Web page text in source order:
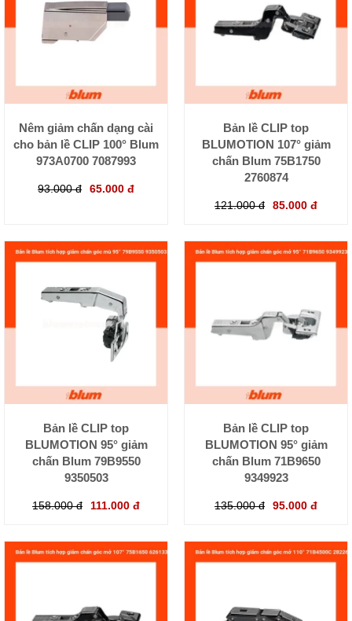
Nêm giảm chấn dạng cài
cho bản lề CLIP 100° Blum
973A0700 7087993
93.000 đ 65.000 đ
Bản lề CLIP top
BLUMOTION 107° giảm
chấn Blum 75B1750
2760874
121.000 đ 85.000 đ
Bản lề CLIP top
BLUMOTION 95° giảm
chấn Blum 79B9550
9350503
158.000 đ 111.000 đ
Bản lề CLIP top
BLUMOTION 95° giảm
chấn Blum 71B9650
9349923
135.000 đ 95.000 đ